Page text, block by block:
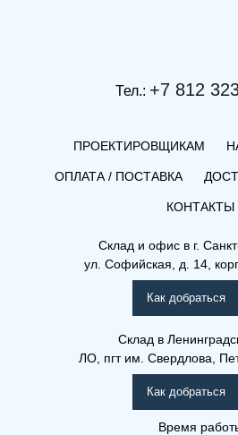
Рамо Компакт (РК),
Тел.: +7 812
ПРОЕКТИРОВЩИКАМ
ОПЛАТА / ПОСТАВКА
КОНТАКТЫ
Склад и офис в г.
ул. Софийская, д. 14,
Как добраться
Склад в
ЛО, пгт им. Свердлова,
Как добраться
Время